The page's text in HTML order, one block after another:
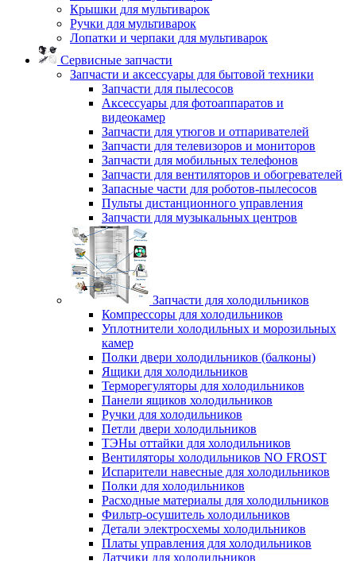
Крышки для мультиварок
Ручки для мультиварок
Лопатки и черпаки для мультиварок
Сервисные запчасти
Запчасти и аксессуары для бытовой техники
Запчасти для пылесосов
Аксессуары для фотоаппаратов и
видеокамер
Запчасти для утюгов и отпаривателей
Запчасти для телевизоров и мониторов
Запчасти для мобильных телефонов
Запчасти для вентиляторов и обогревателей
Запасные части для роботов-пылесосов
Пульты дистанционного управления
Запчасти для музыкальных центров
Запчасти для холодильников
Компрессоры для холодильников
Уплотнители холодильных и морозильных
камер
Полки двери холодильников (балконы)
Ящики для холодильников
Терморегуляторы для холодильников
Панели ящиков холодильников
Ручки для холодильников
Петли двери холодильников
ТЭНы оттайки для холодильников
Вентиляторы холодильников NO FROST
Испарители навесные для холодильников
Полки для холодильников
Расходные материалы для холодильников
Фильтр-осушитель холодильников
Детали электросхемы холодильников
Платы управления для холодильников
Датчики для холодильников